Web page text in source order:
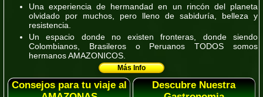
Una experiencia de hermandad en un rincón del planeta
olvidado por muchos, pero lleno de sabiduría, belleza y
resistencia.
Un espacio donde no existen fronteras, donde siendo
Colombianos, Brasileros o PeruanosTODOS somos
hermanosAMAZONICOS
Más Info
Consejos para tu viaje al
Descubre Nuestra